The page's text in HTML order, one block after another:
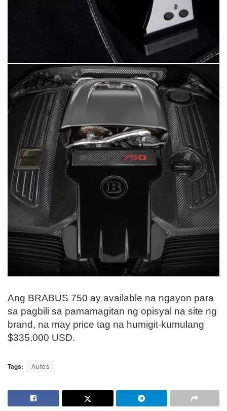
Ang BRABUS 750 ay available na ngayon para
sa pagbili sa pamamagitan ng opisyal na site ng
brand, na may price tag na humigit-kumulang
$335,000 USD.
Tags: Autos